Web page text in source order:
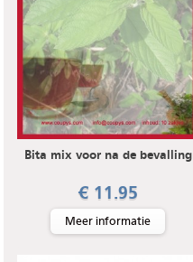
Bita mix voor na de bevalling
€ 11.95
Meer informatie